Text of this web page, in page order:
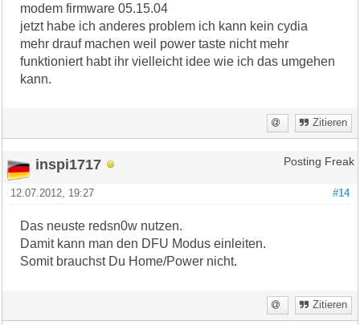
modem firmware 05.15.04
jetzt habe ich anderes problem ich kann kein cydia
mehr drauf machen weil power taste nicht mehr
funktioniert habt ihr vielleicht idee wie ich das umgehen
kann.
Zitieren
inspi1717 Posting Freak
#14
12.07.2012, 19:27
Das neuste redsn0w nutzen.
Damit kann man den DFU Modus einleiten.
Somit brauchst Du Home/Power nicht.
Zitieren